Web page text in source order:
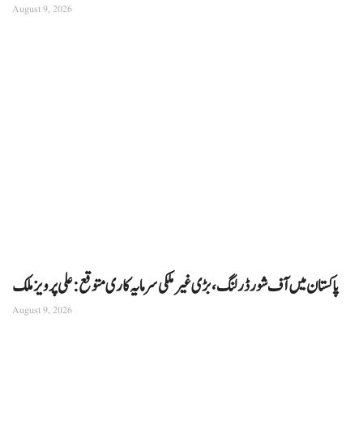
August 9, 2026
پاکستان میں آف شور ڈرلنگ، بڑی غیر ملکی سرمایہ کاری متوقع: علی پرویز ملک
August 9, 2026